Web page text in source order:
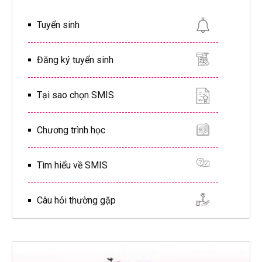
Tuyển sinh
Đăng ký tuyển sinh
Tại sao chọn SMIS
Chương trình học
Tìm hiểu về SMIS
Câu hỏi thường gặp